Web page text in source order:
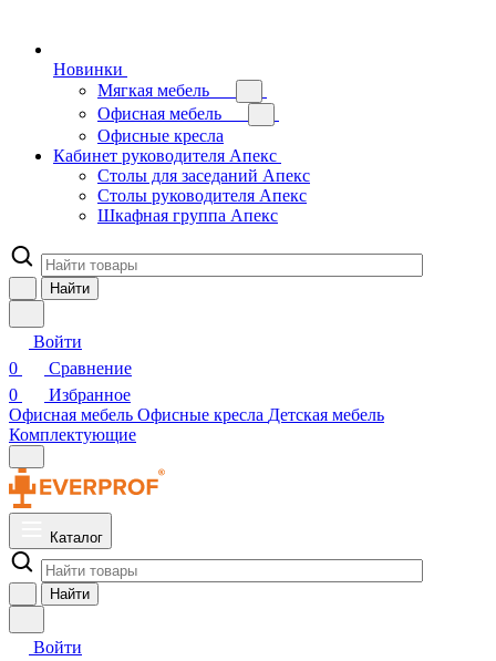
Новинки
Мягкая мебель
Офисная мебель
Офисные кресла
Кабинет руководителя Апекс
Столы для заседаний Апекс
Столы руководителя Апекс
Шкафная группа Апекс
Найти
Войти
0
Сравнение
0
Избранное
Офисная мебель Офисные кресла Детская мебель
Комплектующие
Каталог
Найти
Войти